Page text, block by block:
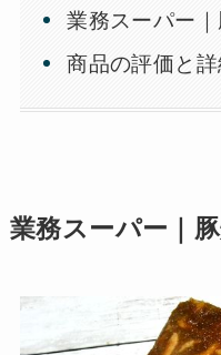
業務スーパー
商品の評価と
業務スーパー｜